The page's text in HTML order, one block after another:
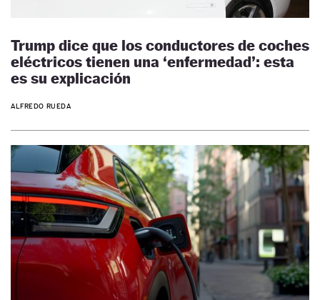
Trump dice que los conductores de coches
eléctricos tienen una ‘enfermedad’: esta
es su explicación
ALFREDO RUEDA